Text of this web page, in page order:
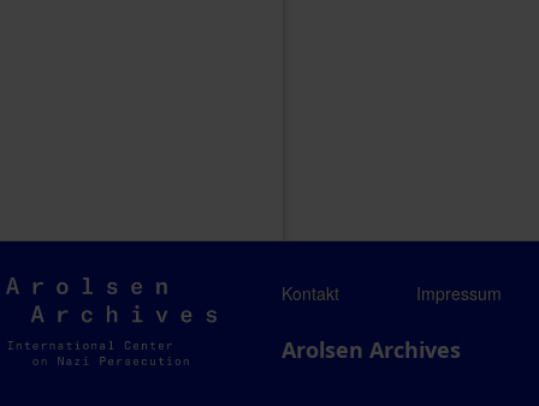
Arolsen
Archives
Kontakt Impressum
Arolsen Archives